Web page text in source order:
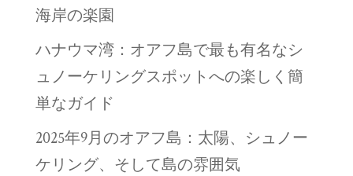
海岸の楽園
ハナウマ湾：オアフ島で最も有名なシ
ュノーケリングスポットへの楽しく簡
単なガイド
2025年9月のオアフ島：太陽、シュノー
ケリング、そして島の雰囲気